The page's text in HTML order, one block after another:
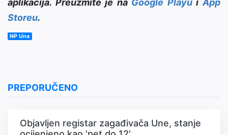
Storeu.
NP Una
PREPORUČENO
Objavljen registar zagađivača Une, stanje